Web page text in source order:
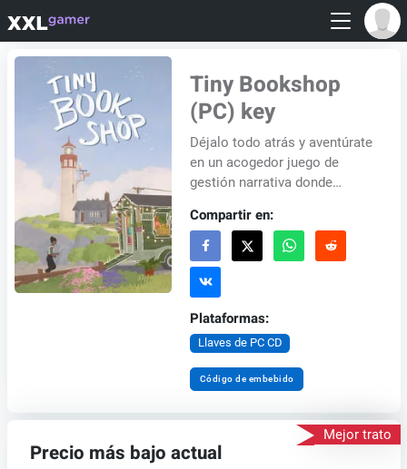
Tiny Bookshop
(PC) key
Déjalo todo atrás y aventúrate
en un acogedor juego de
gestión narrativa donde
librería junto al mar. En este
encantador...
Compartir en:
Plataformas:
Llaves de PC CD
Código de embebido
Mejor trato
Precio más bajo actual